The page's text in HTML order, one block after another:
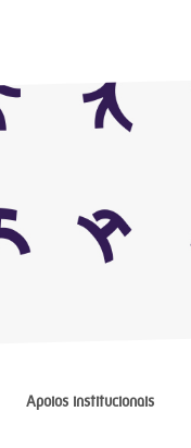
Apoios institucionais